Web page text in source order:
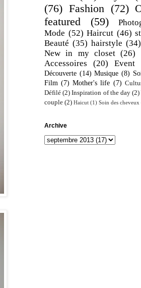
(76) Fashion (72)
featured
(59)
Mode (52) Haircut (46)
Beauté (35) hairstyle (34)
New in my closet (26)
Accessoires
(20) Event
Découverte (14) Musique (8)
Film (7) Mother's life (7)
Défilé (2) Inspiration of the day (2)
couple (2) Haicut (1) Soin des cheveux
Archive